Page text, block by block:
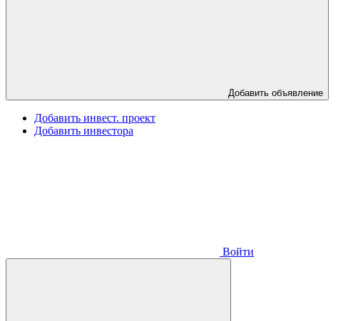
Добавить объявление
Добавить инвест. проект
Добавить инвестора
Войти